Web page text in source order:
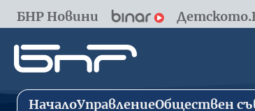
БНР Новини
НачалоУправлениеОбществен